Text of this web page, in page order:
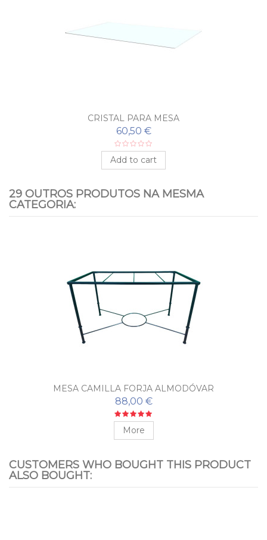
CRISTAL PARA MESA
60,50 €
Add to cart
29 OUTROS PRODUTOS NA MESMA
CATEGORIA:
MESA CAMILLA FORJA ALMODÓVAR
88,00 €
More
CUSTOMERS WHO BOUGHT THIS PRODUCT
ALSO BOUGHT: